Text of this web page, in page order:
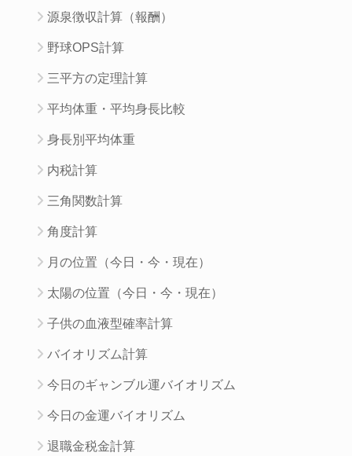
源泉徴収計算（報酬）
野球OPS計算
三平方の定理計算
平均体重・平均身長比較
身長別平均体重
内税計算
三角関数計算
角度計算
月の位置（今日・今・現在）
太陽の位置（今日・今・現在）
子供の血液型確率計算
バイオリズム計算
今日のギャンブル運バイオリズム
今日の金運バイオリズム
退職金税金計算